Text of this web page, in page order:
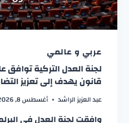
عربي و عالمي
لجنة العدل التركية
قانون يهدف إلى تعزيز
عبد العزيز الراشد أغسطس 8, 2026
وافقت لجنة العدل في